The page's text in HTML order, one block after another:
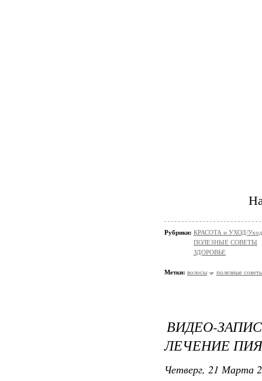
Рубрики: КРАСОТА и УХОД/Уход
ПОЛЕЗНЫЕ СОВЕТЫ
ЗДОРОВЬЕ
Метки: волосы полезные
ВИДЕО-
ЛЕЧЕНИЕ
Четверг, 21 Марта